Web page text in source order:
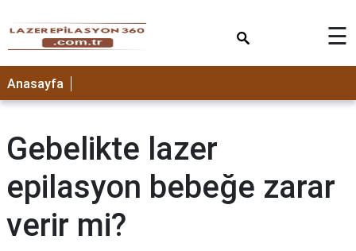
☰
Anasayfa
Gebelikte lazer
epilasyon bebeğe zarar
verir mi?